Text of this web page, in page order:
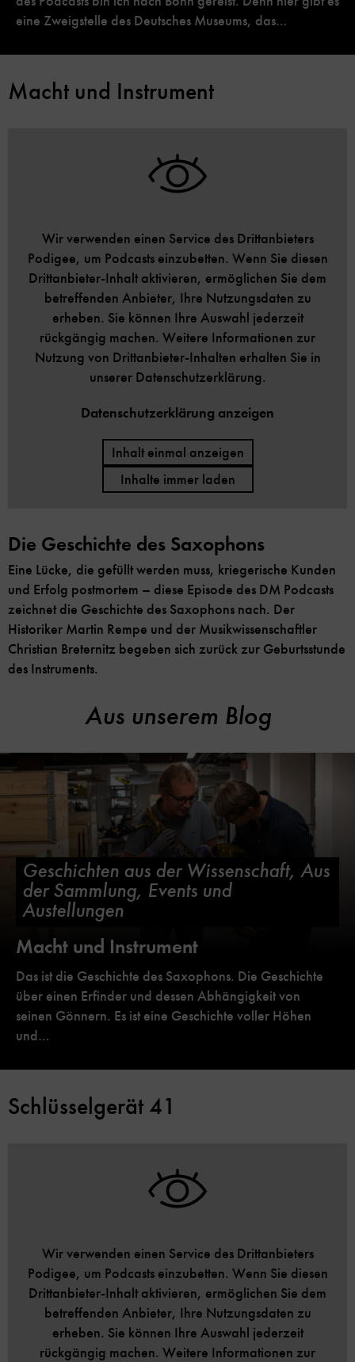
eine Zweigstelle des Deutsches Museums, das…
Macht und Instrument
Wir verwenden einen Service des Drittanbieters
Podigee, um Podcasts einzubetten. Wenn Sie diesen
Drittanbieter-Inhalt aktivieren, ermöglichen Sie dem
betreffenden Anbieter, Ihre Nutzungsdaten zu
erheben. Sie können Ihre Auswahl jederzeit
rückgängig machen. Weitere Informationen zur
Nutzung von Drittanbieter-Inhalten erhalten Sie in
unserer Datenschutzerklärung.
Datenschutzerklärung anzeigen
Inhalt einmal anzeigen
Inhalte immer laden
Die Geschichte des Saxophons
Eine Lücke, die gefüllt werden muss, kriegerische Kunden
und Erfolg postmortem – diese Episode des DM Podcasts
zeichnet die Geschichte des Saxophons nach. Der
Historiker Martin Rempe und der Musikwissenschaftler
Christian Breternitz begeben sich zurück zur Geburtsstunde
des Instruments.
Aus unserem Blog
Geschichten aus der Wissenschaft, Aus
der Sammlung, Events und
Austellungen
Macht und Instrument
Das ist die Geschichte des Saxophons. Die Geschichte
über einen Erfinder und dessen Abhängigkeit von
seinen Gönnern. Es ist eine Geschichte voller Höhen
und…
Schlüsselgerät 41
Wir verwenden einen Service des Drittanbieters
Podigee, um Podcasts einzubetten. Wenn Sie diesen
Drittanbieter-Inhalt aktivieren, ermöglichen Sie dem
betreffenden Anbieter, Ihre Nutzungsdaten zu
erheben. Sie können Ihre Auswahl jederzeit
rückgängig machen. Weitere Informationen zur